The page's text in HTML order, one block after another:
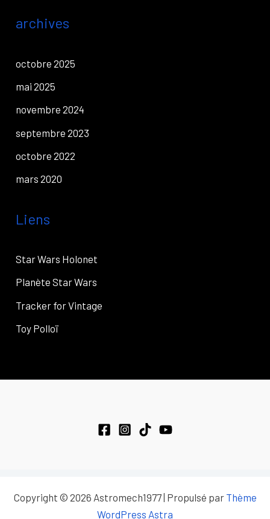
archives
octobre 2025
mai 2025
novembre 2024
septembre 2023
octobre 2022
mars 2020
Liens
Star Wars Holonet
Planète Star Wars
Tracker for Vintage
Toy Polloï
Copyright © 2026 Astromech1977 | Propulsé par Thème
WordPress Astra